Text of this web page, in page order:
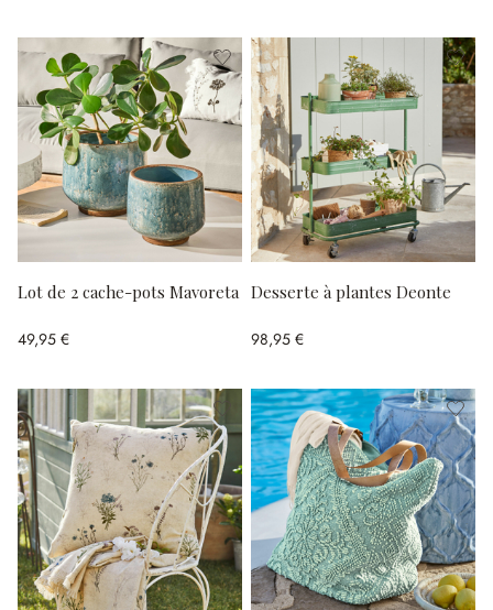
Lot de 2 cache-pots Mavoreta
49,95 €
Desserte à plantes Deonte
98,95 €